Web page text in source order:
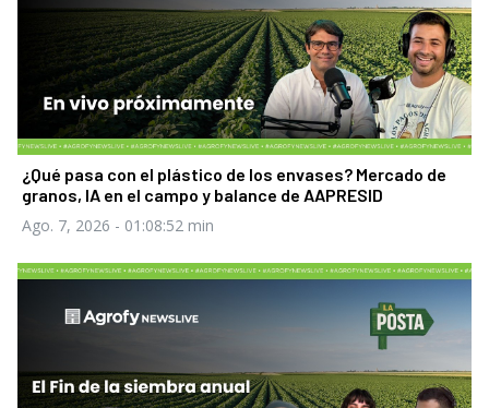
¿Qué pasa con el plástico de los envases? Mercado de
granos, IA en el campo y balance de AAPRESID
Ago. 7, 2026 - 01:08:52 min